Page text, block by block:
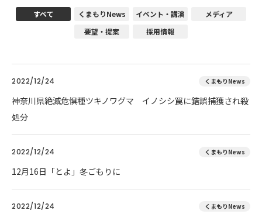
すべて くまもりNews イベント・講演
メディア
要望・提案
採用情報
2022/12/24 くまもりNews
神奈川県絶滅危惧種ツキノワグマ イノシシ罠に錯誤捕獲され殺
処分
2022/12/24 くまもりNews
12月16日「とよ」冬ごもりに
2022/12/24 くまもりNews